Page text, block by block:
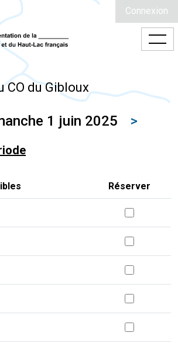
Connexion
CO du Gibloux
1 juin 2025 >
Réserver